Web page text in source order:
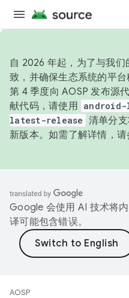
自 2026 年起，为了与我
致，并确保生态系统的平
第 4 季度向 AOSP 发布源
献代码，请使用
latest-release 清单分
新版本。如需了解详情，请
Google 会使用 AI 技术将
译可能包含错误。
AOSP